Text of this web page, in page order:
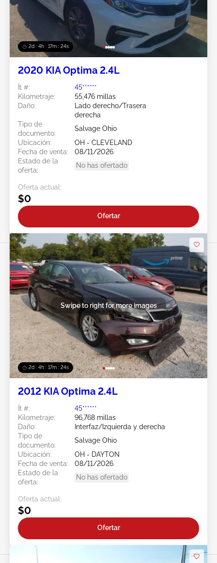
2d : 4h : 17m : 21s
2020 KIA Optima 2.4L
Ít #:
45******
Kilometraje:
55,476 millas
Daño:
Lado derecho/Trasera
derecha
Tipo de
documento:
Salvage Ohio
Ubicación:
OH - CLEVELAND
Fecha de venta:
08/11/2026
Estado de la
oferta:
No has ofertado
Oferta actual:
$0
Ofertar
2d : 4h : 17m : 21s
Swipe to right for more images
2012 KIA Optima 2.4L
Ít #:
45******
Kilometraje:
96,768 millas
Daño:
Interfaz/Izquierda y derecha
Tipo de
documento:
Salvage Ohio
Ubicación:
OH - DAYTON
Fecha de venta:
08/11/2026
Estado de la
oferta:
No has ofertado
Oferta actual:
$0
Ofertar